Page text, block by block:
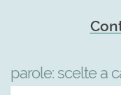
parole: scelte a